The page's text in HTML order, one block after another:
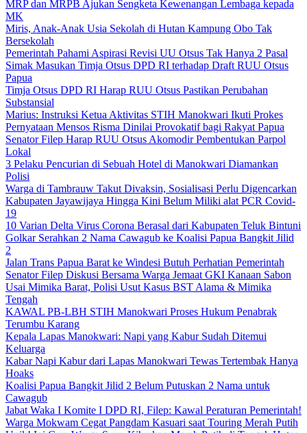
MRP dan MRPB Ajukan Sengketa Kewenangan Lembaga kepada
MK
Miris, Anak-Anak Usia Sekolah di Hutan Kampung Obo Tak
Bersekolah
Pemerintah Pahami Aspirasi Revisi UU Otsus Tak Hanya 2 Pasal
Simak Masukan Timja Otsus DPD RI terhadap Draft RUU Otsus
Papua
Timja Otsus DPD RI Harap RUU Otsus Pastikan Perubahan
Substansial
Marius: Instruksi Ketua Aktivitas STIH Manokwari Ikuti Prokes
Pernyataan Mensos Risma Dinilai Provokatif bagi Rakyat Papua
Senator Filep Harap RUU Otsus Akomodir Pembentukan Parpol
Lokal
3 Pelaku Pencurian di Sebuah Hotel di Manokwari Diamankan
Polisi
Warga di Tambrauw Takut Divaksin, Sosialisasi Perlu Digencarkan
Kabupaten Jayawijaya Hingga Kini Belum Miliki alat PCR Covid-
19
10 Varian Delta Virus Corona Berasal dari Kabupaten Teluk Bintuni
Golkar Serahkan 2 Nama Cawagub ke Koalisi Papua Bangkit Jilid
2
Jalan Trans Papua Barat ke Windesi Butuh Perhatian Pemerintah
Senator Filep Diskusi Bersama Warga Jemaat GKI Kanaan Sabon
Usai Mimika Barat, Polisi Usut Kasus BST Alama & Mimika
Tengah
KAWAL PB-LBH STIH Manokwari Proses Hukum Penabrak
Terumbu Karang
Kepala Lapas Manokwari: Napi yang Kabur Sudah Ditemui
Keluarga
Kabar Napi Kabur dari Lapas Manokwari Tewas Tertembak Hanya
Hoaks
Koalisi Papua Bangkit Jilid 2 Belum Putuskan 2 Nama untuk
Cawagub
Jabat Waka I Komite I DPD RI, Filep: Kawal Peraturan Pemerintah!
Warga Mokwam Cegat Pangdam Kasuari saat Touring Merah Putih